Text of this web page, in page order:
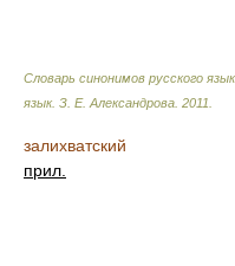
Словарь синонимов русского
язык. З. Е. Александрова 2011
залихватский
прил.